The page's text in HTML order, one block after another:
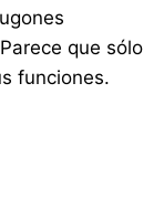
que sólo
funciones.